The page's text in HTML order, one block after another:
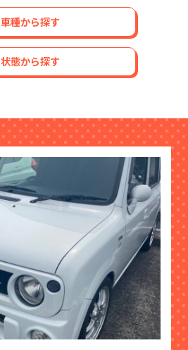
車種から探す
状態から探す